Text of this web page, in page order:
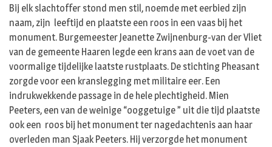
Bij elk slachtoffer stond men stil, noemde met eerbied zijn
naam, zijn leeftijd en plaatste een roos in een vaas bij het
monument. Burgemeester Jeanette Zwijnenburg-van der Vliet
van de gemeente Haaren legde een krans aan de voet van de
voormalige tijdelijke laatste rustplaats. De stichting Pheasant
zorgde voor een kranslegging met militaire eer. Een
indrukwekkende passage in de hele plechtigheid. Mien
Peeters, een van de weinige “ooggetuige ” uit die tijd plaatste
ook een roos bij het monument ter nagedachtenis aan haar
overleden man Sjaak Peeters. Hij verzorgde het monument